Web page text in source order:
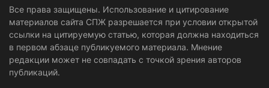
Все права защищены. Использование и цитирование
материалов сайта СПЖ разрешается при условии открытой
ссылки на цитируемую статью, которая должна находиться
в первом абзаце публикуемого материала. Мнение
редакции может не совпадать с точкой зрения авторов
публикаций.